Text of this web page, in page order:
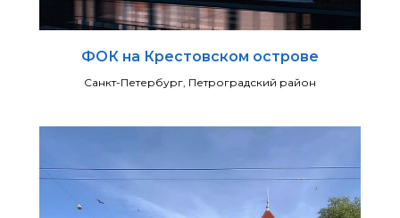
ФОК на Крестовском острове
Санкт-Петербург, Петроградский район